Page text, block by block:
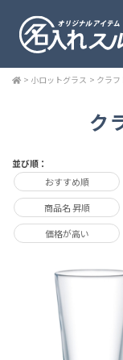
> 小ロットグラス > クラフ
ク
並び順：
おすすめ順
商品名 昇順
価格が高い